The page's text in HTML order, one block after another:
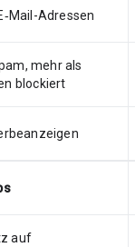
Adressen
mehr als
blockiert
auf